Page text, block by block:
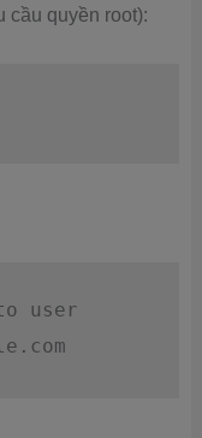
cầu quyền root):
user